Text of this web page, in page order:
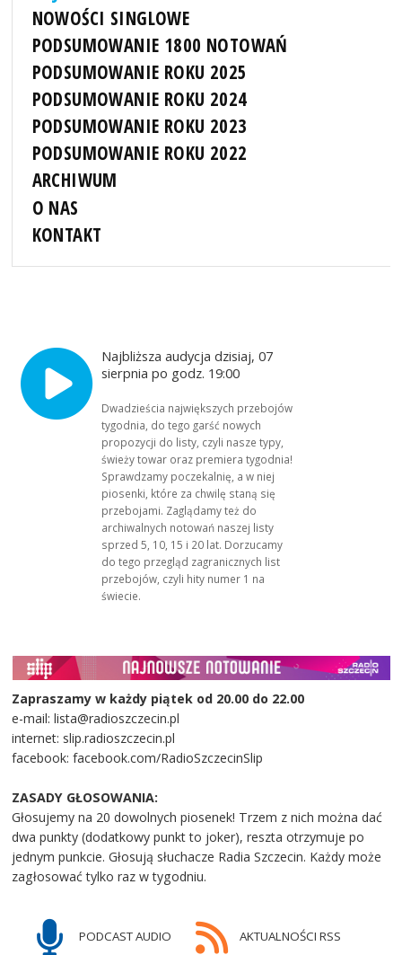
NOWOŚCI SINGLOWE
PODSUMOWANIE 1800 NOTOWAŃ
PODSUMOWANIE ROKU 2025
PODSUMOWANIE ROKU 2024
PODSUMOWANIE ROKU 2023
PODSUMOWANIE ROKU 2022
ARCHIWUM
O NAS
KONTAKT
Najbliższa audycja dzisiaj, 07
sierpnia po godz. 19:00
Dwadzieścia największych przebojów
tygodnia, do tego garść nowych
propozycji do listy, czyli nasze typy,
świeży towar oraz premiera tygodnia!
Sprawdzamy poczekalnię, a w niej
piosenki, które za chwilę staną się
przebojami. Zaglądamy też do
archiwalnych notowań naszej listy
sprzed 5, 10, 15 i 20 lat. Dorzucamy
do tego przegląd zagranicznych list
przebojów, czyli hity numer 1 na
świecie.
Zapraszamy w każdy piątek od 20.00 do 22.00
e-mail: lista@radioszczecin.pl
internet: slip.radioszczecin.pl
facebook: facebook.com/RadioSzczecinSlip
ZASADY GŁOSOWANIA:
Głosujemy na 20 dowolnych piosenek! Trzem z nich można dać
dwa punkty (dodatkowy punkt to joker), reszta otrzymuje po
jednym punkcie. Głosują słuchacze Radia Szczecin. Każdy może
zagłosować tylko raz w tygodniu.
PODCAST AUDIO AKTUALNOŚCI RSS